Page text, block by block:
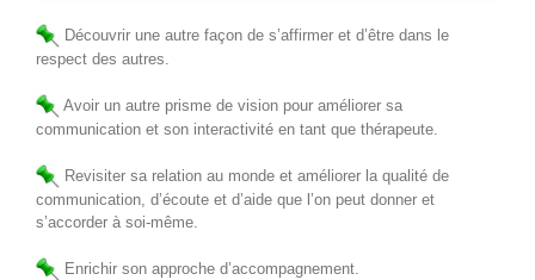
Découvrir une autre façon de s’affirmer et d’être dans le
respect des autres.
Avoir un autre prisme de vision pour améliorer sa
communication et son interactivité en tant que thérapeute.
Revisiter sa relation au monde et améliorer la qualité de
communication, d’écoute et d’aide que l’on peut donner et
s’accorder à soi-même.
Enrichir son approche d’accompagnement.